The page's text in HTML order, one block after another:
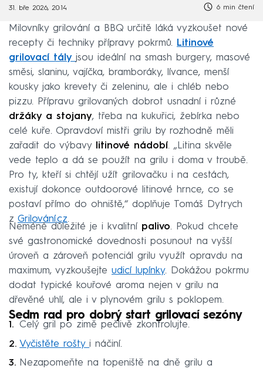
31. bře 2026, 20:14 6 min čtení
Milovníky grilování a BBQ určitě láká vyzkoušet nové
recepty či techniky přípravy pokrmů. Litinové
grilovací tály jsou ideální na smash burgery, masové
směsi, slaninu, vajíčka, bramboráky, lívance, menší
kousky jako krevety či zeleninu, ale i chléb nebo
pizzu. Přípravu grilovaných dobrot usnadní i různé
držáky a stojany, třeba na kukuřici, žebírka nebo
celé kuře. Opravdoví mistři grilu by rozhodně měli
zařadit do výbavy
litinové nádobí. „Litina skvěle
vede teplo a dá se použít na grilu i doma v troubě.
Pro ty, kteří si chtějí užít grilovačku i na cestách,
existují dokonce outdoorové litinové hrnce, co se
postaví přímo do ohniště,“ doplňuje Tomáš Dytrych
z Grilování.cz.
Neméně důležité je i kvalitní palivo. Pokud chcete
své gastronomické dovednosti posunout na vyšší
úroveň a zároveň potenciál grilu využít opravdu na
maximum, vyzkoušejte udicí lupínky. Dokážou pokrmu
dodat typické kouřové aroma nejen v grilu na
dřevěné uhlí, ale i v plynovém grilu s poklopem.
Sedm rad pro dobrý start grilovací sezóny
Celý gril po zimě pečlivě zkontrolujte.
Vyčistěte roštyi náčiní.
Nezapomeňte na topeniště na dně grilu a